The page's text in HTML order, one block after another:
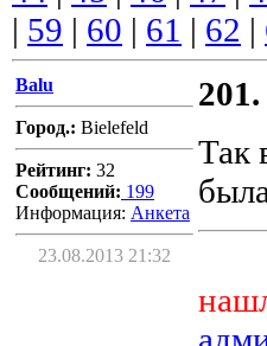
| 59 | 60 | 61 | 62 |
Balu
Город.: Bielefeld
Рейтинг: 32
Сообщений: 199
Информация: Aнкета
23.08.2013 21:32
201.
Так